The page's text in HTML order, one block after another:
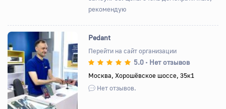
рекомендую
Назад Вперед
Pedant
Перейти на сайт организации
5.0 • Нет отзывов
Москва, Хорошёвское шоссе, 35к1
Нет отзывов.